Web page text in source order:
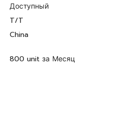
Доступный
T/T
China
800 unit за Месяц